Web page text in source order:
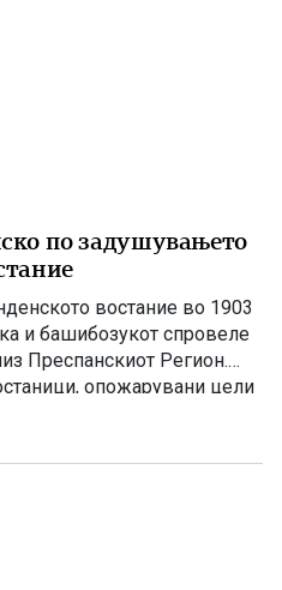
по задушувањето
востание во 1903
и башибозукот спровеле
Преспанскиот Регион.
опожарувани цели
и летнина, а
Преспанското Езеро.